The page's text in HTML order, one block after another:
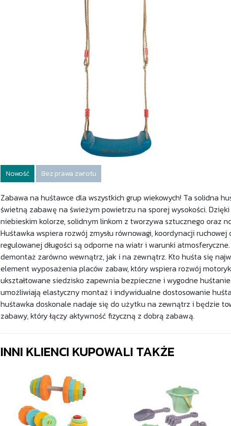
Nowość Bez prawa zwrotu
Zabawa na huśtawce dla wszystkich grup wiekowych! Ta solidna
świetną zabawę na świeżym powietrzu na sporej wysokości.
niebieskim kolorze, solidnym linkom z tworzywa sztucznego oraz
Huśtawka wspiera rozwój zmysłu równowagi, koordynacji
regulowanej długości są odporne na wiatr i warunki
demontaż zarówno wewnątrz, jak i na zewnątrz. Kto huśta się
element wyposażenia placów zabaw, który wspiera rozwój
ukształtowane siedzisko zapewnia bezpieczne i wygodne
umożliwiają elastyczny montaż i indywidualne dostosowanie
huśtawka doskonale nadaje się do użytku na zewnątrz i będzie
zabawy, który łączy aktywność fizyczną z dobrą zabawą.
INNI KLIENCI KUPOWALI TAKŻE